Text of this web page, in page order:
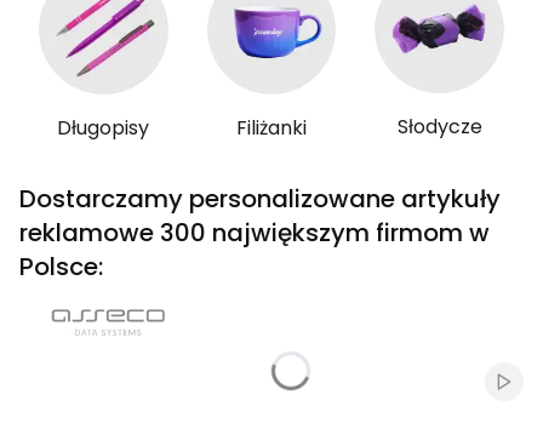
Długopisy Filiżanki Słodycze
Dostarczamy personalizowane artykuły
reklamowe 300 największym firmom w
Polsce: